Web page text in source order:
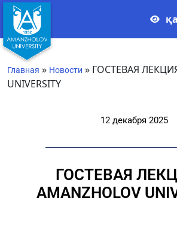
Главная » Новости » ГОСТЕВАЯ
UNIVERSITY
12 декабря 2025
ГОСТЕВАЯ
AMANZHOLOV